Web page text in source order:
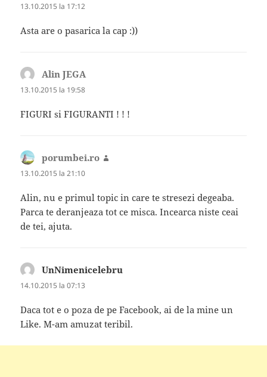
13.10.2015 la 17:12
Asta are o pasarica la cap :))
Alin JEGA
13.10.2015 la 19:58
FIGURI si FIGURANTI ! ! !
porumbei.ro
13.10.2015 la 21:10
Alin, nu e primul topic in care te stresezi degeaba.
Parca te deranjeaza tot ce misca. Incearca niste ceai
de tei, ajuta.
UnNimenicelebru
14.10.2015 la 07:13
Daca tot e o poza de pe Facebook, ai de la mine un
Like. M-am amuzat teribil.